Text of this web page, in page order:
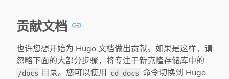
贡献文档
也许您想开始为 Hugo 文档做出贡献。如果是这样，请
忽略下面的大部分步骤，将专注于新克隆存储库中的
/docs 目录。您可以使用 cd docs 命令切换到 Hugo